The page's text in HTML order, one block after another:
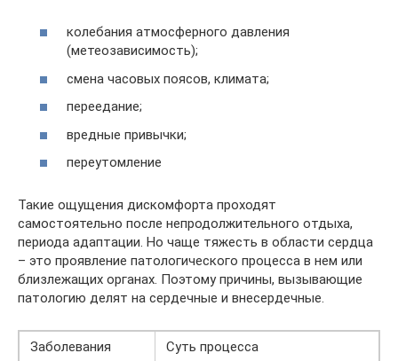
колебания атмосферного давления
(метеозависимость);
смена часовых поясов, климата;
переедание;
вредные привычки;
переутомление
Такие ощущения дискомфорта проходят
самостоятельно после непродолжительного отдыха,
периода адаптации. Но чаще тяжесть в области сердца
– это проявление патологического процесса в нем или
близлежащих органах. Поэтому причины, вызывающие
патологию делят на сердечные и внесердечные.
Заболевания Суть процесса